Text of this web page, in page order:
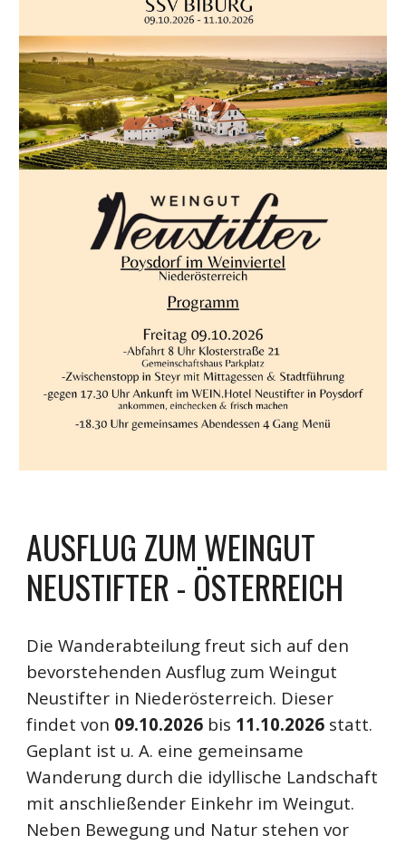
AUSFLUG ZUM WEINGUT
NEUSTIFTER - ÖSTERREICH
Die Wanderabteilung freut sich auf den
bevorstehenden Ausflug zum Weingut
Neustifter in Niederösterreich. Dieser
findet von 09.10.2026 bis 11.10.2026 statt.
Geplant ist u. A. eine gemeinsame
Wanderung durch die idyllische Landschaft
mit anschließender Einkehr im Weingut.
Neben Bewegung und Natur stehen vor